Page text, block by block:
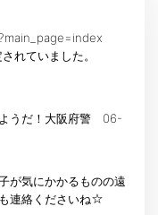
れていました。
ようだ！大阪府警 06-
が気にかかるものの遠
連絡くださいね☆